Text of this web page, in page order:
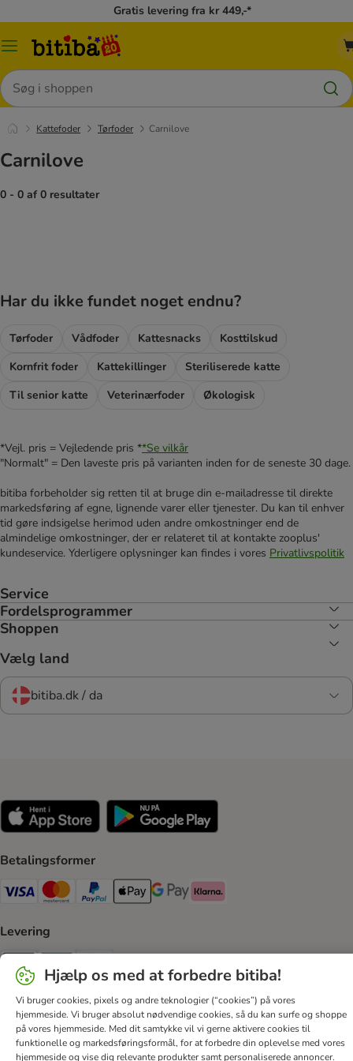
Gratis levering fra kr 449,-*
Menu
Søg
Kattefoder Tørfoder Carnilove
Carnilove
0 - 0 af 0 resultater
Har du ikke fundet noget endnu?
Tørfoder Vådfoder Kattesnacks
Kosttilskud
Kornfrit foder
Kattekillinger
Steriliserede katte
Til senior katte
Veterinærfoder Økologisk
*Vejl. pris = Vejledende pris **Se vilkår
"Normalt" = Den laveste pris på varianten inden for de seneste 30 dage.
bitiba forbeholder sig retten til at bruge din e-mailadresse til direkte
markedsføring af egne, lignende varer eller tjenester. Du kan til enhver
tid gøre indsigelse herimod uden andre omkostninger end de
almindelige omkostninger, der er relateret til at kontakte zooplus'
kundeservice. Yderligere oplysninger kan findes i vores Privatlivspolitik
Service
Fordelsprogrammer
Shoppen
Vælg land
bitiba.dk / da
Betalingsformer
VISA Payment Method
Mastercard Payment Method
Paypal Payment Method
Apple Pay Payment Method
Google Pay Payment Method
Klarna Payment Method
Levering
GLS Shipping Method
Postnord Shipping Method
Bring Shipping Method
Sikker betaling
Security
Hjælp os med at forbedre bitiba!
Vi bruger cookies, pixels og andre teknologier (“cookies”) på vores
hjemmeside. Vi bruger absolut nødvendige cookies, så du kan surfe og shoppe
på vores hjemmeside. Med dit samtykke vil vi gerne aktivere cookies til
funktionelle og markedsføringsformål, for at forbedre din oplevelse med vores
hjemmeside og vise dig relevante produkter samt personaliserede annoncer.